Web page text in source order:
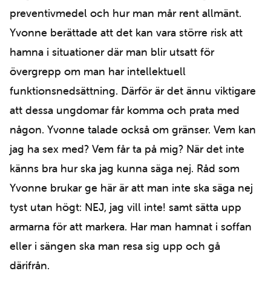
preventivmedel och hur man mår rent allmänt.
Yvonne berättade att det kan vara större risk att
hamna i situationer där man blir utsatt för
övergrepp om man har intellektuell
funktionsnedsättning. Därför är det ännu viktigare
att dessa ungdomar får komma och prata med
någon. Yvonne talade också om gränser. Vem kan
jag ha sex med? Vem får ta på mig? När det inte
känns bra hur ska jag kunna säga nej. Råd som
Yvonne brukar ge här är att man inte ska säga nej
tyst utan högt: NEJ, jag vill inte! samt sätta upp
armarna för att markera. Har man hamnat i soffan
eller i sängen ska man resa sig upp och gå
därifrån.